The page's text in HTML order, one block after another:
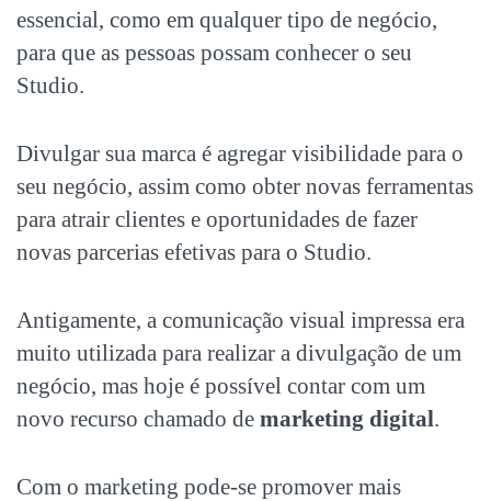
essencial, como em qualquer tipo de negócio,
para que as pessoas possam conhecer o seu
Studio.
Divulgar sua marca é agregar visibilidade para o
seu negócio, assim como obter novas ferramentas
para atrair clientes e oportunidades de fazer
novas parcerias efetivas para o Studio.
Antigamente, a comunicação visual impressa era
muito utilizada para realizar a divulgação de um
negócio, mas hoje é possível contar com um
novo recurso chamado de marketing digital.
Com o marketing pode-se promover mais